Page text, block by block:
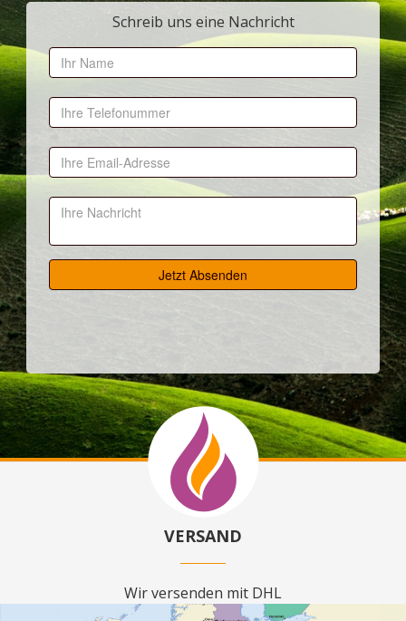
Schreib uns eine Nachricht
VERSAND
Wir versenden mit DHL